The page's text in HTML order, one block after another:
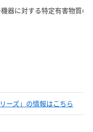
器に対する特定有害物質の
リーズ」の情報はこちら